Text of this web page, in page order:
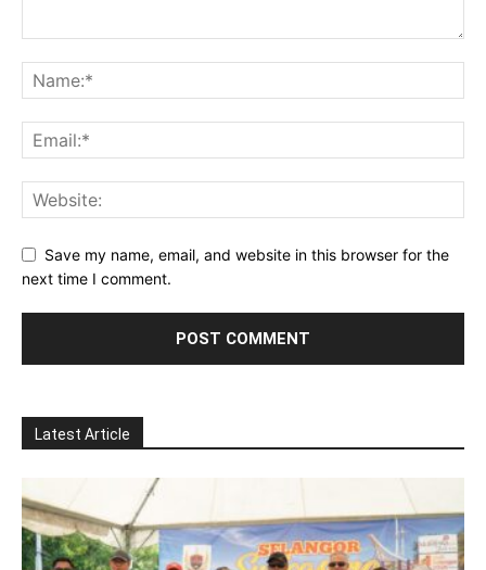
Save my name, email, and website in this browser for the
next time I comment.
Latest Article